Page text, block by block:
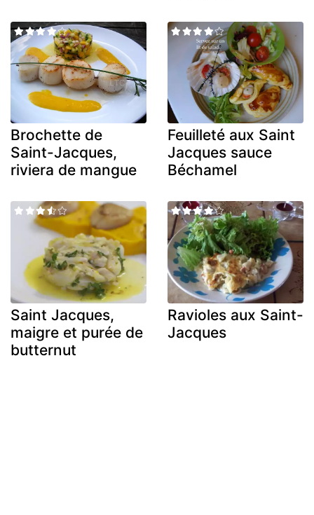
Brochette de
Saint-Jacques,
riviera de mangue
Feuilleté aux Saint
Jacques sauce
Béchamel
Saint Jacques,
maigre et purée de
butternut
Ravioles aux Saint-
Jacques